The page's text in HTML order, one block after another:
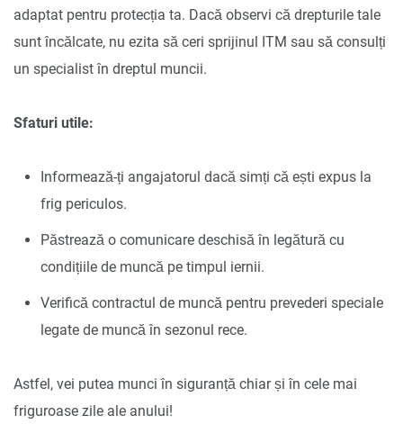
adaptat pentru protecția ta. Dacă observi că drepturile tale
sunt încălcate, nu ezita să ceri sprijinul ITM sau să consulți
un specialist în dreptul muncii.
Sfaturi utile:
Informează-ți angajatorul dacă simți că ești expus la
frig periculos.
Păstrează o comunicare deschisă în legătură cu
condițiile de muncă pe timpul iernii.
Verifică contractul de muncă pentru prevederi speciale
legate de muncă în sezonul rece.
Astfel, vei putea munci în siguranță chiar și în cele mai
friguroase zile ale anului!